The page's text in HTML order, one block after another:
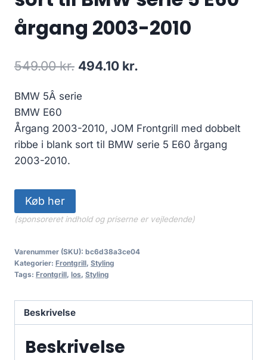
årgang 2003-2010
549.00kr. Den
pris
var:
549.00 kr..
494.10 kr.
er:
494.10 kr..
BMW 5Â serie
BMW E60
Årgang 2003-2010, JOM Frontgrill med dobbelt
ribbe i blank sort til BMW serie 5 E60 årgang
2003-2010.
Køb her
(sponsoreret indhold og priserne er vejledende)
Varenummer (SKU): bc6d38a3ce04
Kategorier: Frontgrill, Styling
Tags: Frontgrill, los, Styling
Beskrivelse
Beskrivelse